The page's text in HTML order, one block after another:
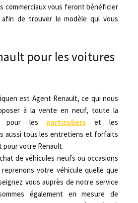
commerciaux vous feront bénéficier
de trouver le modèle qui vous
pour les voitures
est Agent Renault, ce qui nous
à la vente en neuf, toute la
pour les particuliers et les
aussi tous les entretiens et forfaits
pour votre Renault.
de véhicules neufs ou occasions
votre véhicule quelle que
vous auprès de notre service
également en mesure de